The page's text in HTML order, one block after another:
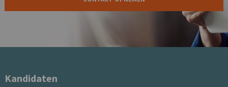
Kandidaten